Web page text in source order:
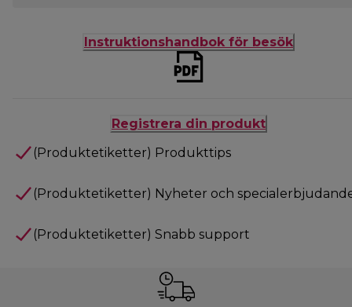
Instruktionshandbok för besök
Registrera din produkt
(Produktetiketter) Produkttips
(Produktetiketter) Nyheter och
(Produktetiketter) Snabb support